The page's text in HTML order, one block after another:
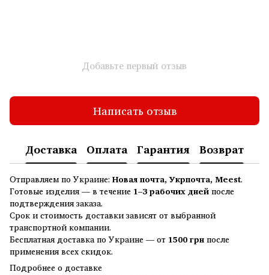
Добавьте первый отзыв
Написать отзыв
Доставка Оплата Гарантия Возврат
Отправляем по Украине: Новая почта, Укрпочта, Meest.
Готовые изделия — в течение 1–3 рабочих днейпосле
подтверждения заказа.
Срок и стоимость доставки зависят от выбранной
транспортной компании.
Бесплатная доставка по Украине — от 1500 грнпосле
применения всех скидок.
Подробнее о доставке